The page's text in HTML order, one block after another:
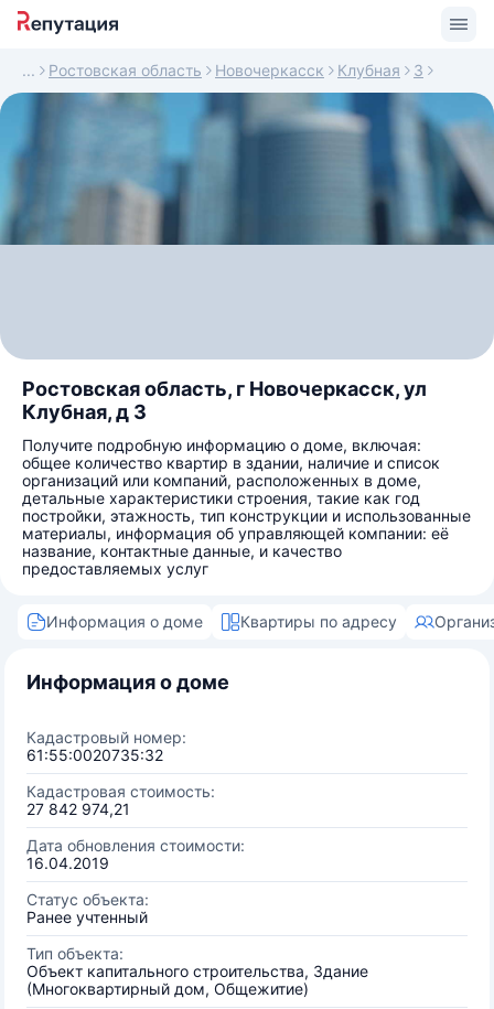
Ростовская область Новочеркасск Клубная 3
Ростовская область, г Новочеркасск, ул
Клубная, д 3
Получите подробную информацию о доме, включая:
общее количество квартир в здании, наличие и список
организаций или компаний, расположенных в доме,
детальные характеристики строения, такие как год
постройки, этажность, тип конструкции и использованные
материалы, информация об управляющей компании: её
название, контактные данные, и качество
предоставляемых услуг
Информация о доме Квартиры по адресу
Информация о доме
Кадастровый номер:
61:55:0020735:32
Кадастровая стоимость:
27 842 974,21
Дата обновления стоимости:
16.04.2019
Статус объекта:
Ранее учтенный
Тип объекта:
Объект капитального строительства, Здание
(Многоквартирный дом, Общежитие)